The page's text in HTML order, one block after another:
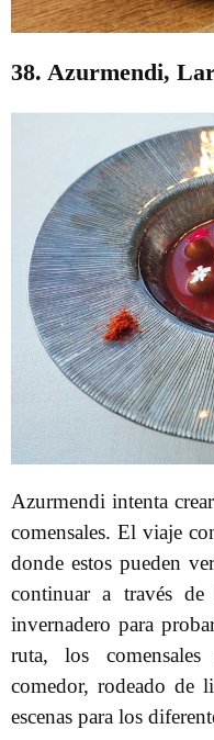
38. Azurmendi,
Azurmendi intenta
comensales. El viaje
donde estos pueden
continuar a través
invernadero para
ruta, los
comedor, rodeado de
escenas para los